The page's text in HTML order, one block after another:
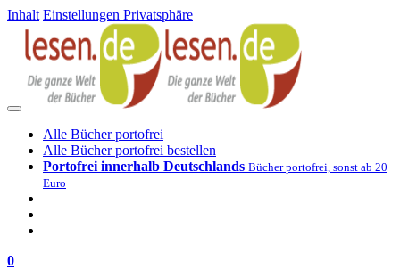
Inhalt Einstellungen Privatsphäre
Alle Bücher portofrei
Alle Bücher portofrei bestellen
Portofrei innerhalb Deutschlands Bücher portofrei, sonst ab 20
Euro
0